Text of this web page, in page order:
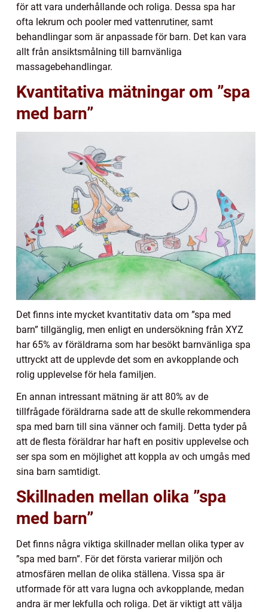
för att vara underhållande och roliga. Dessa spa har
ofta lekrum och pooler med vattenrutiner, samt
behandlingar som är anpassade för barn. Det kan vara
allt från ansiktsmålning till barnvänliga
massagebehandlingar.
Kvantitativa mätningar om ”spa
med barn”
Det finns inte mycket kvantitativ data om ”spa med
barn” tillgänglig, men enligt en undersökning från XYZ
har 65% av föräldrarna som har besökt barnvänliga spa
uttryckt att de upplevde det som en avkopplande och
rolig upplevelse för hela familjen.
En annan intressant mätning är att 80% av de
tillfrågade föräldrarna sade att de skulle rekommendera
spa med barn till sina vänner och familj. Detta tyder på
att de flesta föräldrar har haft en positiv upplevelse och
ser spa som en möjlighet att koppla av och umgås med
sina barn samtidigt.
Skillnaden mellan olika ”spa
med barn”
Det finns några viktiga skillnader mellan olika typer av
”spa med barn”. För det första varierar miljön och
atmosfären mellan de olika ställena. Vissa spa är
utformade för att vara lugna och avkopplande, medan
andra är mer lekfulla och roliga. Det är viktigt att välja